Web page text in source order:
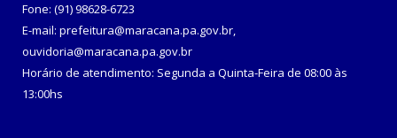
Fone: (91) 98628-6723
E-mail: prefeitura@maracana.pa.gov.br,
ouvidoria@maracana.pa.gov.br
Horário de atendimento: Segunda a Quinta-Feira de 08:00 às
13:00hs